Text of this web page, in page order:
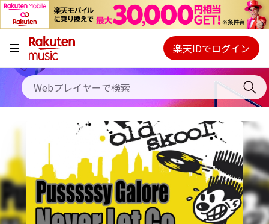
キャンペーン
料金プラン
使い方
初回30日間無料お試し
Webプレイヤー
ご契約内容の確認・変更
楽天IDでログイン